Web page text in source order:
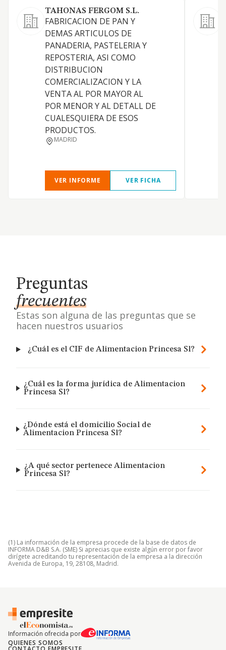
TAHONAS FERGOM S.L.
FABRICACION DE PAN Y
DEMAS ARTICULOS DE
PANADERIA, PASTELERIA Y
REPOSTERIA, ASI COMO
DISTRIBUCION
COMERCIALIZACION Y LA
VENTA AL POR MAYOR AL
POR MENOR Y AL DETALL DE
CUALESQUIERA DE ESOS
PRODUCTOS.
MADRID
VER INFORME VER FICHA
Preguntas
frecuentes
Estas son alguna de las preguntas que se
hacen nuestros usuarios
¿Cuál es el CIF de Alimentacion Princesa Sl?
¿Cuál es la forma jurídica de Alimentacion
Princesa Sl?
¿Dónde está el domicilio Social de
Alimentacion Princesa Sl?
¿A qué sector pertenece Alimentacion
Princesa Sl?
(1) La información de la empresa procede de la base de datos de
INFORMA D&B S.A. (SME) Si aprecias que existe algún error por favor
dirígete acreditando tu representación de la empresa a la dirección
Avenida de Europa, 19, 28108, Madrid.
Información ofrecida por
QUIENES SOMOS